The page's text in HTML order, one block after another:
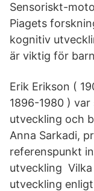
Sensoriskt-
Piagets
kognitiv
är viktig för
Erik Erikson (
1896-1980 )
utveckling och
Anna Sarkadi,
referenspunkt
utveckling
utveckling